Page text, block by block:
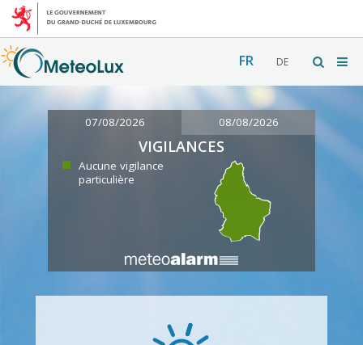
FR DE
07/08/2026 08/08/2026
VIGILANCES
Aucune vigilance
particulière